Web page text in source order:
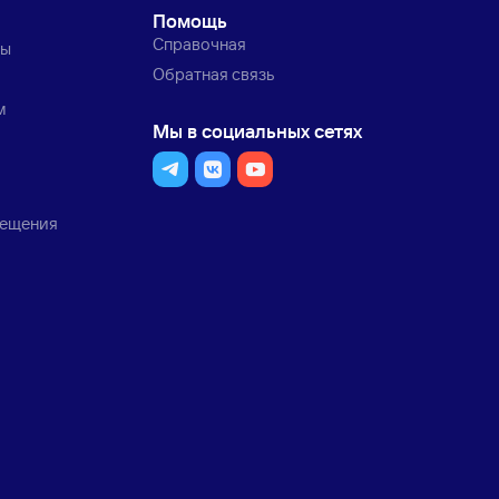
Помощь
Справочная
Обратная связь
Мы в социальных сетях